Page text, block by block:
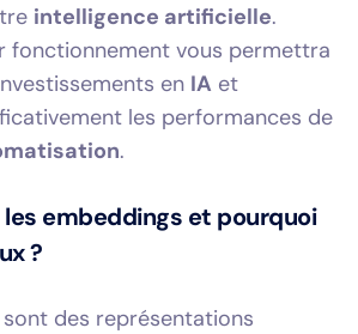
intelligence artificielle.
fonctionnement vous permettra
en IA et
les performances de
.
embeddings et pourquoi
?
sont des représentations